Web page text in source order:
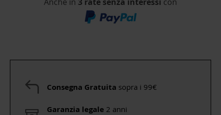
Consegna Gratuita sopra i 99€
Garanzia legale 2 anni